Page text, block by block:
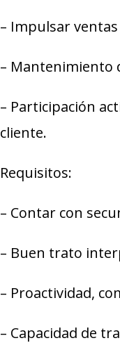
– Impulsar
– Mantenimiento
– Participación
cliente.
Requisitos:
– Contar con
– Buen trato
– Proactividad,
– Capacidad de